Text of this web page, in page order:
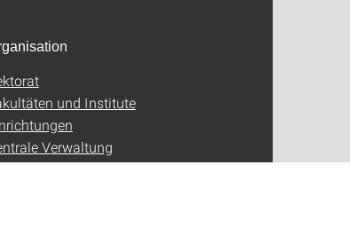
und Institute
Verwaltung